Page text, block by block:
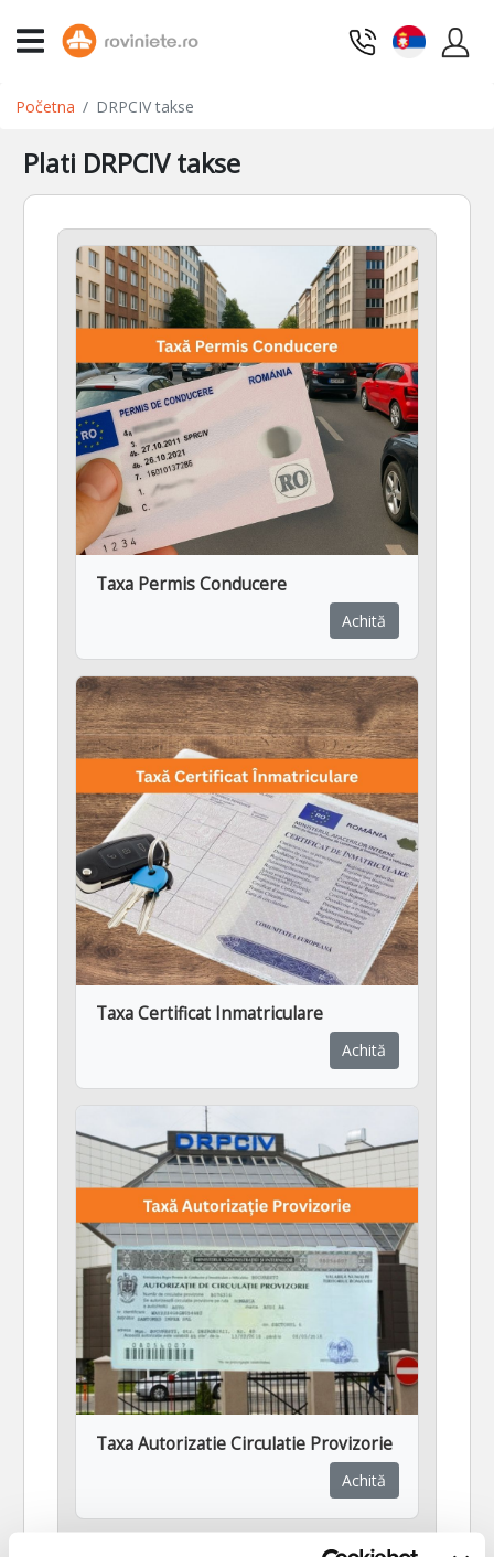
Početna DRPCIV takse
Plati DRPCIV takse
Taxa Permis Conducere
Achită
Taxa Certificat Inmatriculare
Achită
Taxa Autorizatie Circulatie Provizorie
Achită